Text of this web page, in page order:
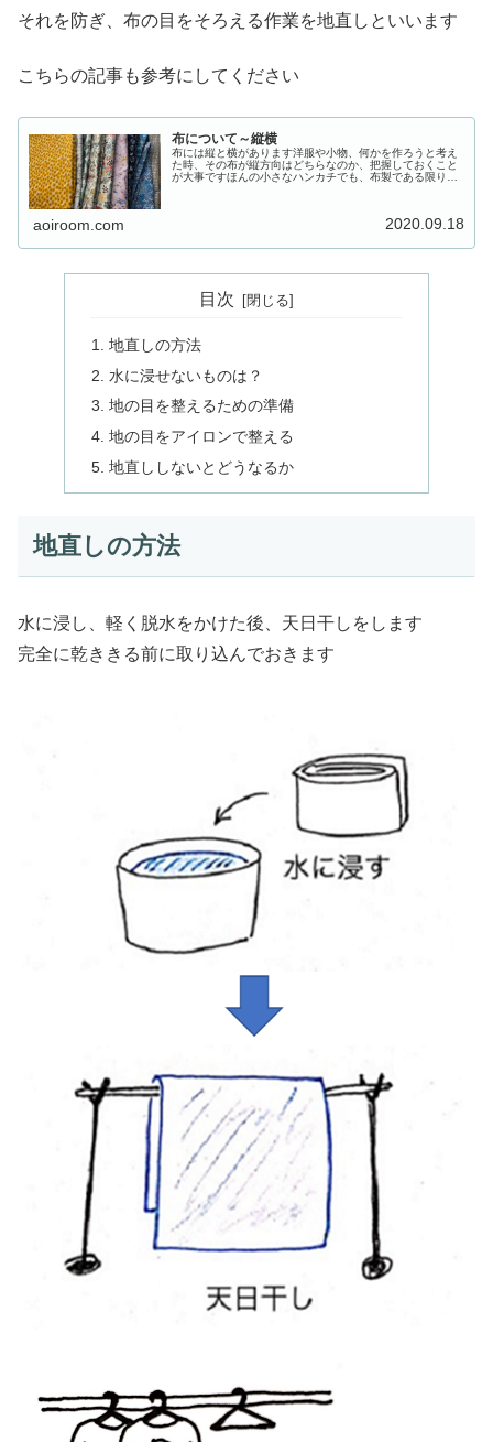
それを防ぎ、布の目をそろえる作業を地直しといいます
こちらの記事も参考にしてください
布について～縦横
布には縦と横があります洋服や小物、何かを作ろうと考え
た時、その布が縦方向はどちらなのか、把握しておくこと
が大事ですほんの小さなハンカチでも、布製である限り、
aoiroom.com 2020.09.18
目次
地直しの方法
水に浸せないものは？
地の目を整えるための準備
地の目をアイロンで整える
地直ししないとどうなるか
地直しの方法
水に浸し、軽く脱水をかけた後、天日干しをします
完全に乾ききる前に取り込んでおきます